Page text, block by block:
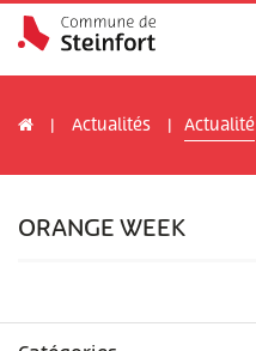
Actualités Actualité
ORANGE WEEK